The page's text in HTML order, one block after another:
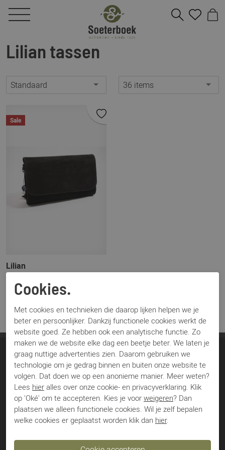
Lilian tassen
Standaard 36 items
Sale
Lilian
€ 139,95 € 98,00
Soeterboek Schoenen
Jan van Schaffelaarstraat 43
3771 BS Barneveld
Nederland
Cookies.
Met cookies en technieken die daarop lijken helpen we je
beter en persoonlijker. Dankzij functionele cookies werkt de
website goed. Ze hebben ook een analytische functie. Zo
maken we de website elke dag een beetje beter. We laten je
graag nuttige advertenties zien. Daarom gebruiken we
technologie om je gedrag binnen en buiten onze website te
volgen. Dat doen we op een anonieme manier. Meer weten?
Lees hier alles over onze cookie- en privacyverklaring. Klik
op 'Oké' om te accepteren. Kies je voor weigeren? Dan
plaatsen we alleen functionele cookies. Wil je zelf bepalen
welke cookies er geplaatst worden klik dan hier.